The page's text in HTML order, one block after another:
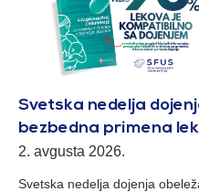
Svetska nedelja
bezbedna primena
2. avgusta 2026.
Svetska nedelja dojenja